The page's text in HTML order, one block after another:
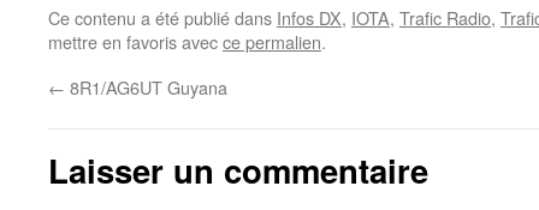
Ce contenu a été publié dans Infos DX, IOTA, Trafic Radio,
mettre en favoris avecce permalien.
← 8R1/AG6UT Guyana
Laisser un commentaire